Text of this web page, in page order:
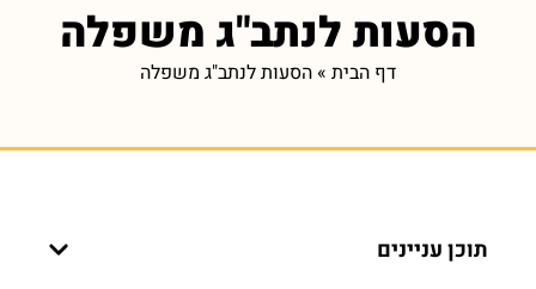
הסעות לנתב"ג משפלה
דף הבית »הסעות לנתב"ג משפלה
תוכן עניינים